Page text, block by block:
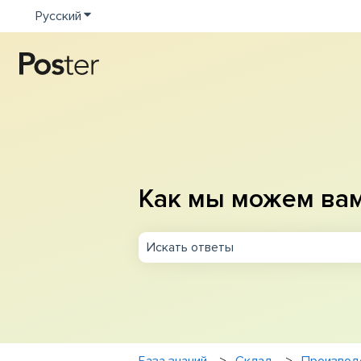
Русский Показать подменю для переводов
Как мы можем